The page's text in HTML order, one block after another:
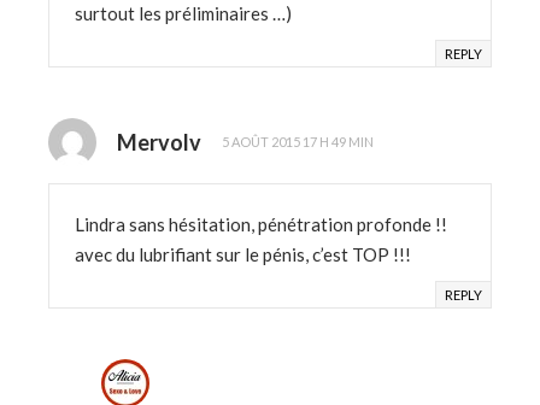
surtout les préliminaires …)
REPLY
Mervolv 5 AOÛT 2015 17 H 49 MIN
Lindra sans hésitation, pénétration profonde !!
avec du lubrifiant sur le pénis, c’est TOP !!!
REPLY